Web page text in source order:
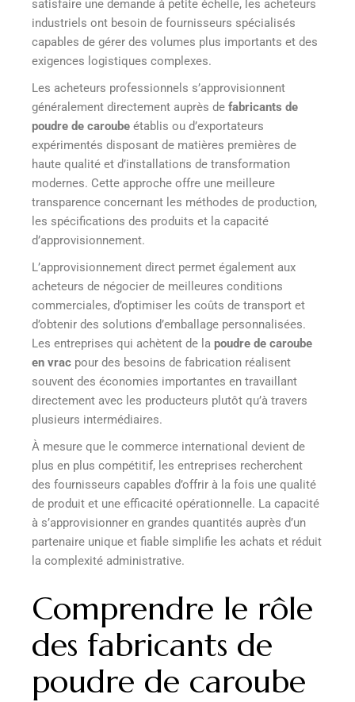
satisfaire une demande à petite échelle, les acheteurs
industriels ont besoin de fournisseurs spécialisés
capables de gérer des volumes plus importants et des
exigences logistiques complexes.
Les acheteurs professionnels s’approvisionnent
généralement directement auprès de fabricants de
poudre de caroube établis ou d’exportateurs
expérimentés disposant de matières premières de
haute qualité et d’installations de transformation
modernes. Cette approche offre une meilleure
transparence concernant les méthodes de production,
les spécifications des produits et la capacité
d’approvisionnement.
L’approvisionnement direct permet également aux
acheteurs de négocier de meilleures conditions
commerciales, d’optimiser les coûts de transport et
d’obtenir des solutions d’emballage personnalisées.
Les entreprises qui achètent de la poudre de caroube
en vrac pour des besoins de fabrication réalisent
souvent des économies importantes en travaillant
directement avec les producteurs plutôt qu’à travers
plusieurs intermédiaires.
À mesure que le commerce international devient de
plus en plus compétitif, les entreprises recherchent
des fournisseurs capables d’offrir à la fois une qualité
de produit et une efficacité opérationnelle. La capacité
à s’approvisionner en grandes quantités auprès d’un
partenaire unique et fiable simplifie les achats et réduit
la complexité administrative.
Comprendre le rôle
des fabricants de
poudre de caroube